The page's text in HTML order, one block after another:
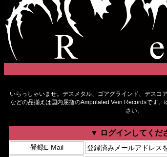
いらっしゃいませ。デスメタル、ゴアグラインド、デスコ
などの品揃えは国内屈指のAmputated Vein Recordsです
さい。
▼ ログインしてくだ
登録E-Mail